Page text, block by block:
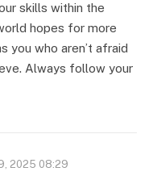
skills within the
hopes for more
you who aren’t afraid
Always follow your
2025 08:29